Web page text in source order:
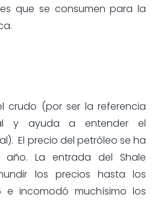
que se consumen para la
crudo (por ser la referencia
y ayuda a entender el
El precio del petróleo se ha
La entrada del Shale
los precios hasta los
e incomodó muchísimo los